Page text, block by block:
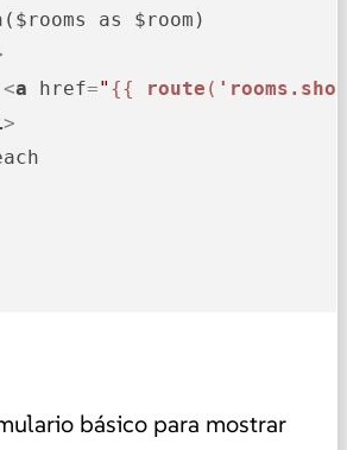
as $room)
<a href=" {{ route (
>
básico para mostrar